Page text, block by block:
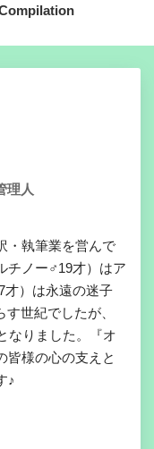
理人
・執筆業を営んで
チノー♂19才）はア
才）は永遠の迷子
世紀でしたが、
なりました。『オ
皆様の心の支えと
♪